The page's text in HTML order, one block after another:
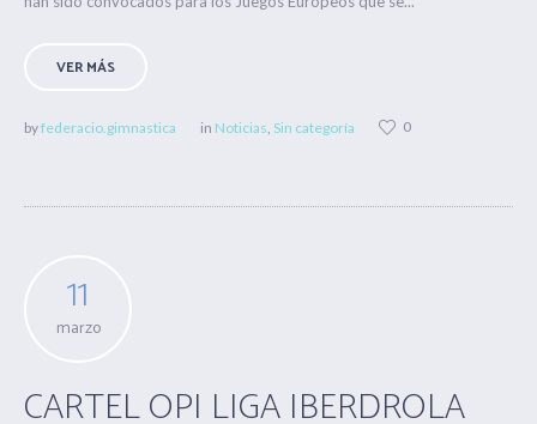
VER MÁS
byfederacio.gimnastica in Noticias Sin categoría 0
11
marzo
CARTEL OPI LIGA IBERDROLA